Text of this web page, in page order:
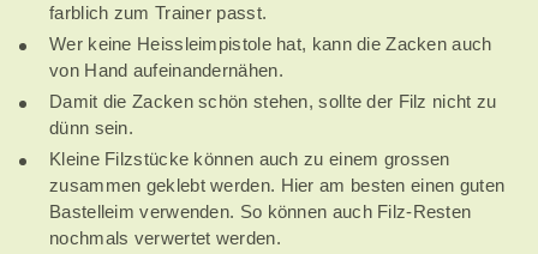
farblich zum Trainer passt.
Wer keine Heissleimpistole hat, kann die Zacken auch
von Hand aufeinandernähen.
Damit die Zacken schön stehen, sollte der Filz nicht zu
dünn sein.
Kleine Filzstücke können auch zu einem grossen
zusammen geklebt werden. Hier am besten einen guten
Bastelleim verwenden. So können auch Filz-Resten
nochmals verwertet werden.